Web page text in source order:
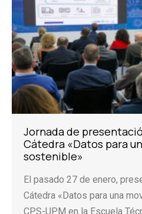
Jornada de
Cátedra «Datos para
sostenible»
El pasado 27 de enero,
Cátedra «Datos para una
CPS-UPM en la Escuela